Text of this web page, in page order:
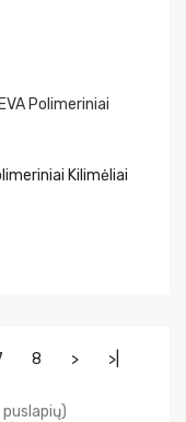
Kilimėliai
8 > >|
puslapių)